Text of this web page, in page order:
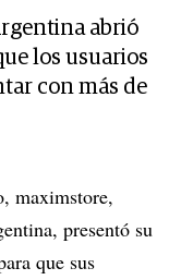
abrió
los usuarios
con más de
maximstore,
presentó su
que sus